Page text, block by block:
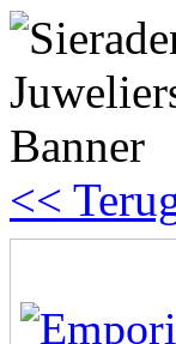
<<